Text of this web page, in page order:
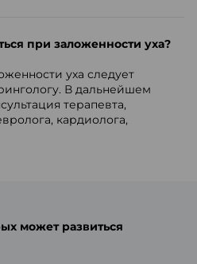
при заложенности уха?
уха следует
В дальнейшем
терапевта,
кардиолога,
может развиться